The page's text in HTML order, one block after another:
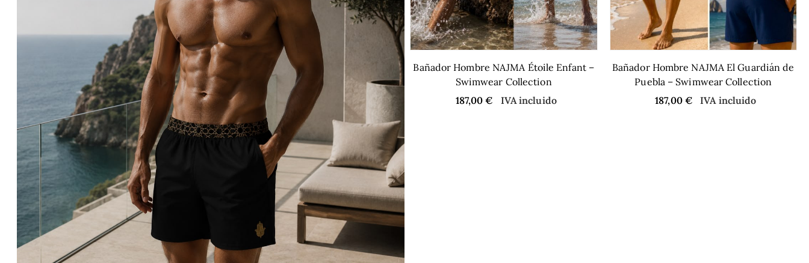
Bañador Hombre NAJMA Étoile Enfant –
Swimwear Collection
187,00€ IVA incluido
Bañador Hombre NAJMA El Guardián de
Puebla – Swimwear Collection
187,00 € IVA incluido